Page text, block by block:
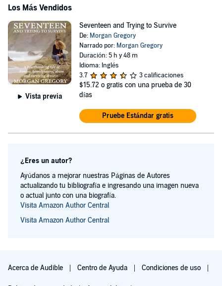
Los Más Vendidos
Vista previa
Seventeen and Trying to Survive
De: Morgan Gregory
Narrado por: Morgan Gregory
Duración: 5 h y 48 m
Idioma: Inglés
3.7
3 calificaciones
$15.72 o gratis con una prueba de 30
días
Pruebe Estándar gratis
¿Eres un autor?
Ayúdanos a mejorar nuestras Páginas de Autores
actualizando tu bibliografía e ingresando una imagen nueva
o actual junto con una biografía.
Visita Amazon Author Central
Visita Amazon Author Central
Acerca de Audible Centro de Ayuda Condiciones de uso